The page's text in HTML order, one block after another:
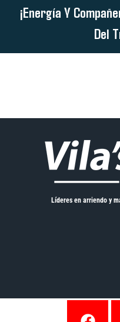
¡Energía Y
Del
Líderes en arriendo y